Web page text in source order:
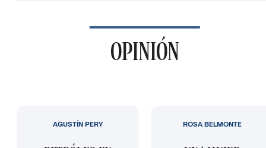
OPINIÓN
AGUSTÍN PERY ROSA BELMONTE